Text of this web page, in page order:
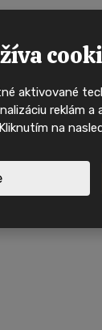
aktivované
reklám
na